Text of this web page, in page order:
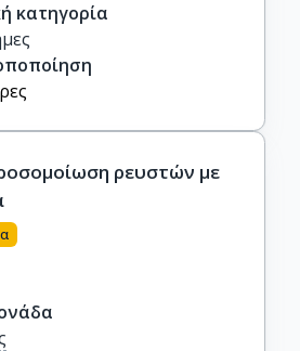
κατηγορία
ρευστών με